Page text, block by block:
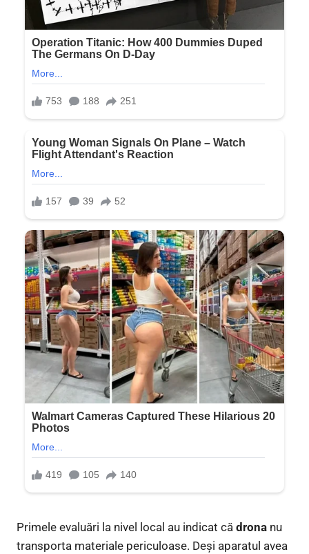
Primele evaluări la nivel local au indicat că drona nu
transporta materiale periculoase. Deși aparatul avea